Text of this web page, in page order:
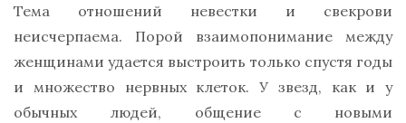
Тема отношений невестки и свекрови
неисчерпаема. Порой взаимопонимание между
женщинами удается выстроить только спустя годы
и множество нервных клеток. У звезд, как и у
обычных людей, общение с новыми